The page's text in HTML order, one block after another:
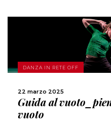
DANZA IN RETE OFF
22 marzo 2025
Guida al
vuoto